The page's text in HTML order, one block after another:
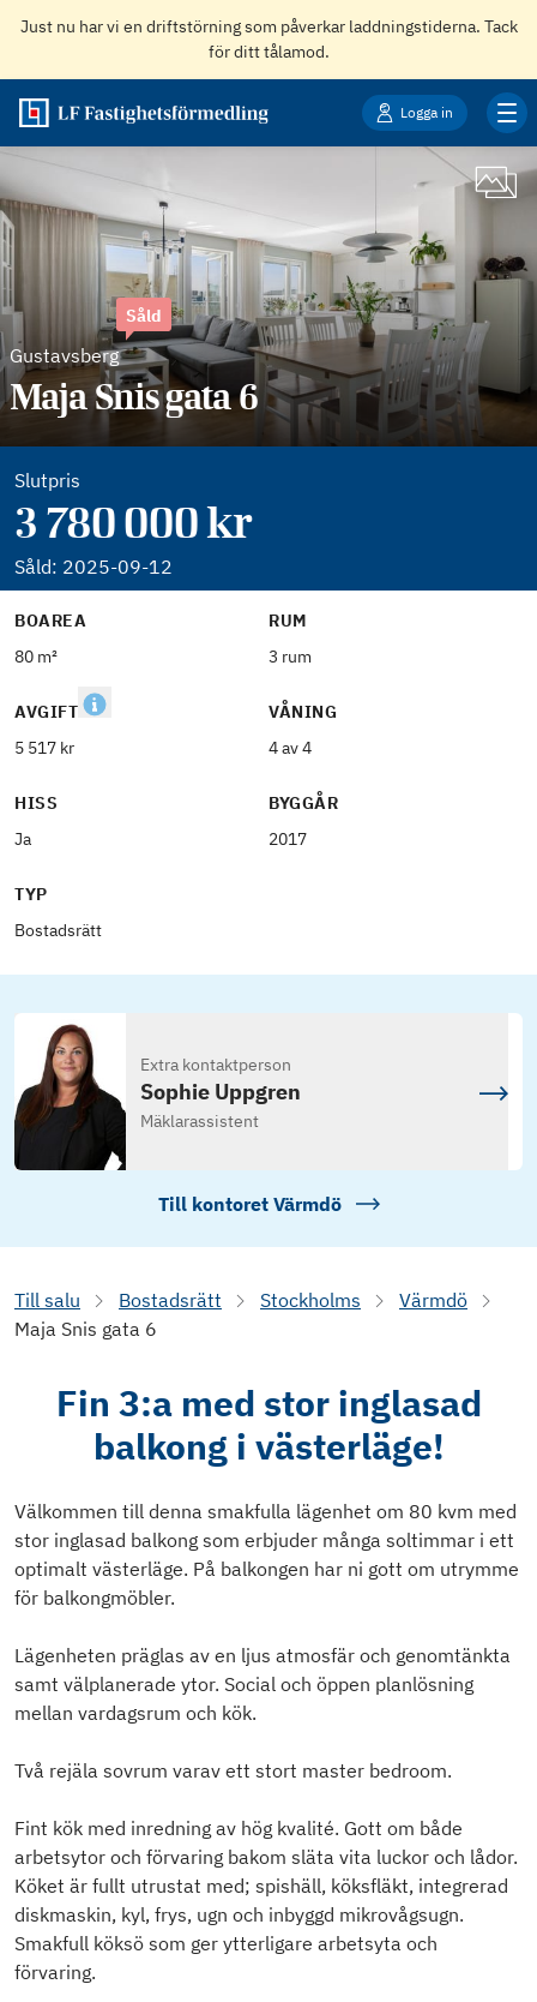
Just nu har vi en driftstörning som påverkar laddningstiderna. Tack
för ditt tålamod.
Logga in
Gustavsberg
Såld
Maja Snis gata 6
Slutpris
3 780 000 kr
Såld: 2025-09-12
BOAREA
80 m²
RUM
3 rum
AVGIFT
5 517 kr
VÅNING
4 av 4
HISS
Ja
BYGGÅR
2017
TYP
Bostadsrätt
Extra kontaktperson
Sophie Uppgren
Mäklarassistent
Till kontoret Värmdö
Till salu Bostadsrätt Stockholms
Värmdö
Maja Snis gata 6
Fin 3:a med stor inglasad
balkong i västerläge!
Välkommen till denna smakfulla lägenhet om 80 kvm med
stor inglasad balkong som erbjuder många soltimmar i ett
optimalt västerläge. På balkongen har ni gott om utrymme
för balkongmöbler.
Lägenheten präglas av en ljus atmosfär och genomtänkta
samt välplanerade ytor. Social och öppen planlösning
mellan vardagsrum och kök.
Två rejäla sovrum varav ett stort master bedroom.
Fint kök med inredning av hög kvalité. Gott om både
arbetsytor och förvaring bakom släta vita luckor och lådor.
Köket är fullt utrustat med; spishäll, köksfläkt, integrerad
diskmaskin, kyl, frys, ugn och inbyggd mikrovågsugn.
Smakfull köksö som ger ytterligare arbetsyta och
förvaring.